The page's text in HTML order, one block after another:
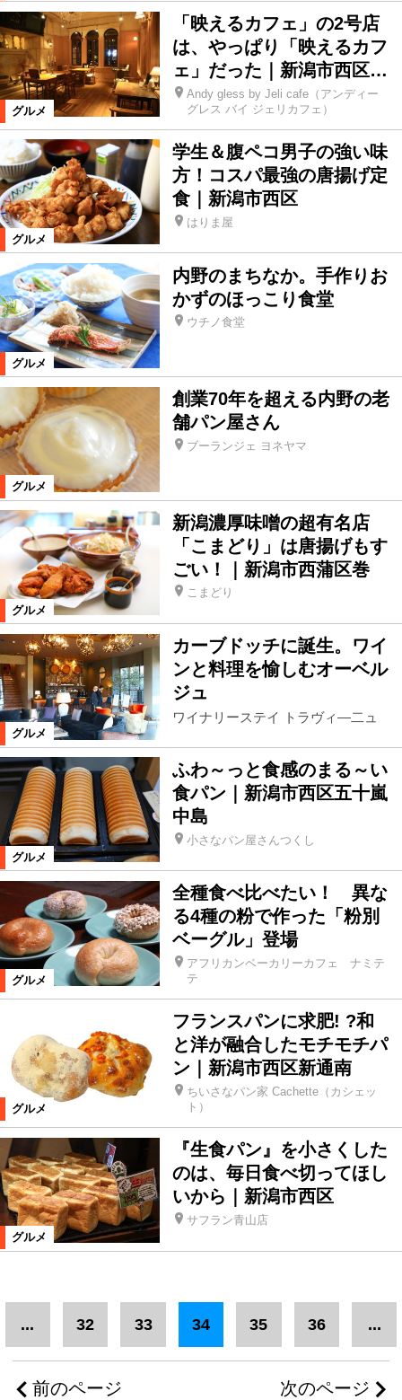
グルメ
「映えるカフェ」の2号店
は、やっぱり「映えるカフ
ェ」だった｜新潟市西区…
Andy gless by Jeli cafe（アンディー
グレス バイ ジェリカフェ）
グルメ
学生＆腹ペコ男子の強い味
方！コスパ最強の唐揚げ定
食｜新潟市西区
はりま屋
グルメ
内野のまちなか。手作りお
かずのほっこり食堂
ウチノ食堂
グルメ
創業70年を超える内野の老
舗パン屋さん
ブーランジェ ヨネヤマ
グルメ
新潟濃厚味噌の超有名店
「こまどり」は唐揚げもす
ごい！｜新潟市西蒲区巻
こまどり
グルメ
カーブドッチに誕生。ワイ
ンと料理を愉しむオーベル
ジュ
ワイナリーステイ トラヴィ―二ュ
グルメ
ふわ～っと食感のまる～い
食パン｜新潟市西区五十嵐
中島
小さなパン屋さんつくし
グルメ
全種食べ比べたい！ 異な
る4種の粉で作った「粉別
ベーグル」登場
アフリカンベーカリーカフェ ナミテ
テ
グルメ
フランスパンに求肥! ?和
と洋が融合したモチモチパ
ン｜新潟市西区新通南
ちいさなパン家 Cachette（カシェッ
ト）
グルメ
『生食パン』を小さくした
のは、毎日食べ切ってほし
いから｜新潟市西区
サフラン青山店
前のページ
... 32 33 34 35 36 ...
次のページ